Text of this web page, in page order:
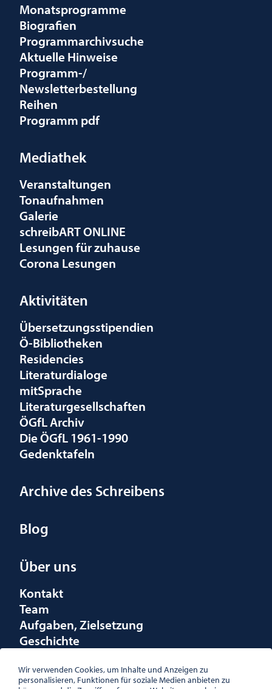
Monatsprogramme
Biografien
Programmarchivsuche
Aktuelle Hinweise
Programm-/
Newsletterbestellung
Reihen
Programm pdf
Mediathek
Veranstaltungen
Tonaufnahmen
Galerie
schreibART ONLINE
Lesungen für zuhause
Corona Lesungen
Aktivitäten
Übersetzungsstipendien
Ö-Bibliotheken
Residencies
Literaturdialoge
mitSprache
Literaturgesellschaften
ÖGfL Archiv
Die ÖGfL 1961-1990
Gedenktafeln
Archive des Schreibens
Blog
Über uns
Kontakt
Team
Aufgaben, Zielsetzung
Geschichte
Förderungen
Wir verwenden Cookies, um Inhalte und Anzeigen zu
personalisieren, Funktionen für soziale Medien anbieten zu